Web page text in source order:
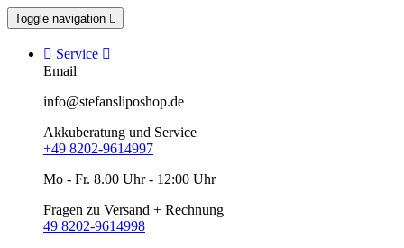
Toggle navigation 
 Service 
Email
info@stefansliposhop.de
Akkuberatung und Service
+49 8202-9614997
Mo - Fr. 8.00 Uhr - 12:00 Uhr
Fragen zu Versand + Rechnung
49 8202-9614998